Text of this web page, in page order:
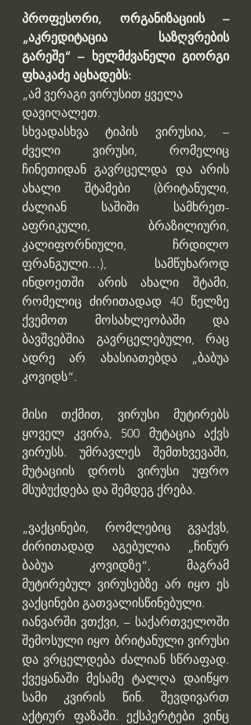
პროფესორი, ორგანიზაციის –
„აკრედიტაცია საზღვრების
გარეშე“ – ხელმძვანელი გიორგი
ფხაკაძე აცხადებს:
„ამ ვერაგი ვირუსით ყველა
დავიღალეთ.
სხვადასხვა ტიპის ვირუსია, –
ძველი ვირუსი, რომელიც
ჩინეთიდან გავრცელდა და არის
ახალი შტამები (ბრიტანული,
ძალიან საშიში სამხრეთ-
აფრიკული, ბრაზილიური,
კალიფორნიული, ჩრდილო
ფრანგული…), სამწუხაროდ
ინდოეთში არის ახალი შტამი,
რომელიც ძირითადად 40 წელზე
ქვემოთ მოსახლეობაში და
ბავშვებშია გავრცელებული, რაც
ადრე არ ახასიათებდა „ბაბუა
კოვიდს“.
მისი თქმით, ვირუსი მუტირებს
ყოველ კვირა, 500 მუტაცია აქვს
ვირუსს. უმრავლეს შემთხვევაში,
მუტაციის დროს ვირუსი უფრო
მსუბუქდება და შემდეგ ქრება.
„ვაქცინები, რომლებიც გვაქვს,
ძირითადად აგებულია „ჩინურ
ბაბუა კოვიდზე“, მაგრამ
მუტირებულ ვირუსებზე არ იყო ეს
ვაქცინები გათვალისწინებული.
იანვარში ვთქვი, – საქართველოში
შემოსული იყო ბრიტანული ვირუსი
და ვრცელდება ძალიან სწრაფად.
ქვეყანაში მესამე ტალღა დაიწყო
სამი კვირის წინ. შევდივართ
აქტიურ ფაზაში. ექსპერტები ვინც